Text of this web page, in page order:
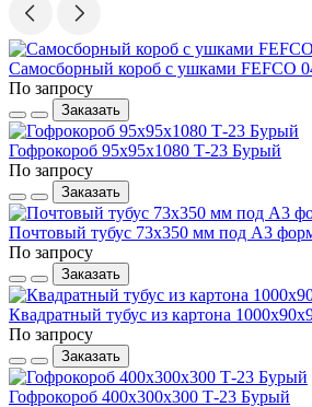
Самосборный короб с ушками FEFCO
По запросу
Заказать
Гофрокороб 95х95х1080 Т-23 Бурый
По запросу
Заказать
Почтовый тубус 73x350 мм под А3
По запросу
Заказать
Квадратный тубус из картона
По запросу
Заказать
Гофрокороб 400х300х300 Т-23 Бурый